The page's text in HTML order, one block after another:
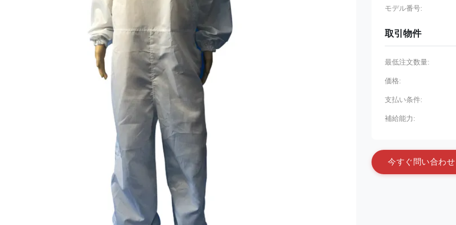
モデル番号:
取引物件
最低注文数量:
価格:
支払い条件:
補給能力:
今す ぐ 問い合わせ